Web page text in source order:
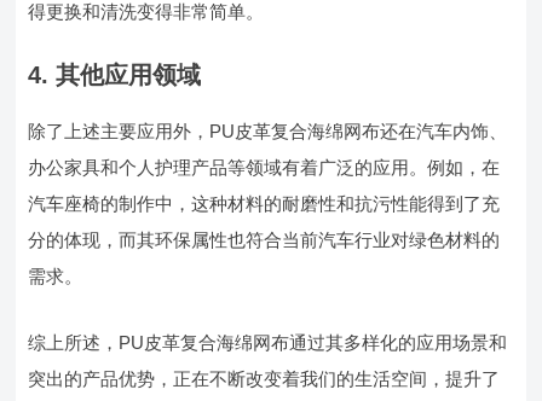
得更换和清洗变得非常简单。
4. 其他应用领域
除了上述主要应用外，PU皮革复合海绵网布还在汽车内饰、
办公家具和个人护理产品等领域有着广泛的应用。例如，在
汽车座椅的制作中，这种材料的耐磨性和抗污性能得到了充
分的体现，而其环保属性也符合当前汽车行业对绿色材料的
需求。
综上所述，PU皮革复合海绵网布通过其多样化的应用场景和
突出的产品优势，正在不断改变着我们的生活空间，提升了